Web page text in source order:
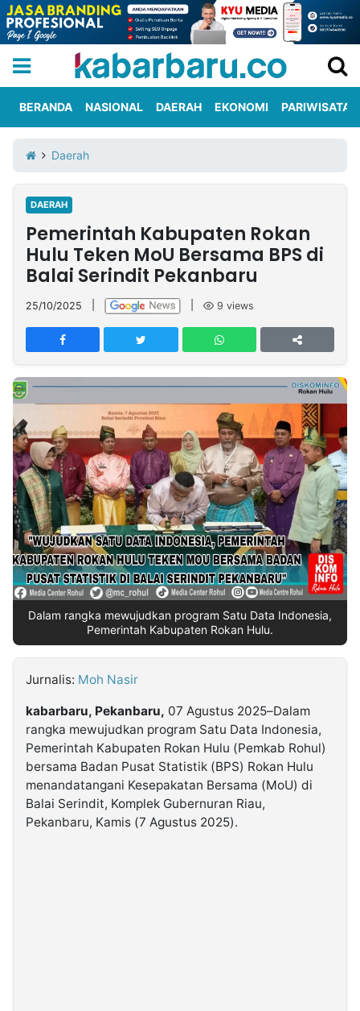
Iklan
Berita
Kami
Nasional
International
Olahraga
Entertainment
Daerah
Pariwisata
Kuliner
Kolom
Network
PT
TREETAN
INDONESIA
Partner
Insight
NTB
Suara
Time
Lens
IDN
Daily
Jogja
Jalan
Rakyat
Idealita
News
Kita
Notice
Dinamikapost.com
Radar
Baru
Seedbacklink
Follow
Kabarbaru
Kabarbaru.co
2026
BERANDA NASIONAL DAERAH EKONOMI PARIWISATA
Daerah
DAERAH
Pemerintah Kabupaten Rokan
Hulu Teken MoU Bersama BPS di
Balai Serindit Pekanbaru
25/10/2025 9 views
Dalam rangka mewujudkan program Satu Data Indonesia,
Pemerintah Kabupaten Rokan Hulu.
Jurnalis: Moh Nasir
kabarbaru, Pekanbaru, 07 Agustus 2025–Dalam
rangka mewujudkan program Satu Data Indonesia,
Pemerintah Kabupaten Rokan Hulu (Pemkab Rohul)
bersama Badan Pusat Statistik (BPS) Rokan Hulu
menandatangani Kesepakatan Bersama (MoU) di
Balai Serindit, Komplek Gubernuran Riau,
Pekanbaru, Kamis (7 Agustus 2025).